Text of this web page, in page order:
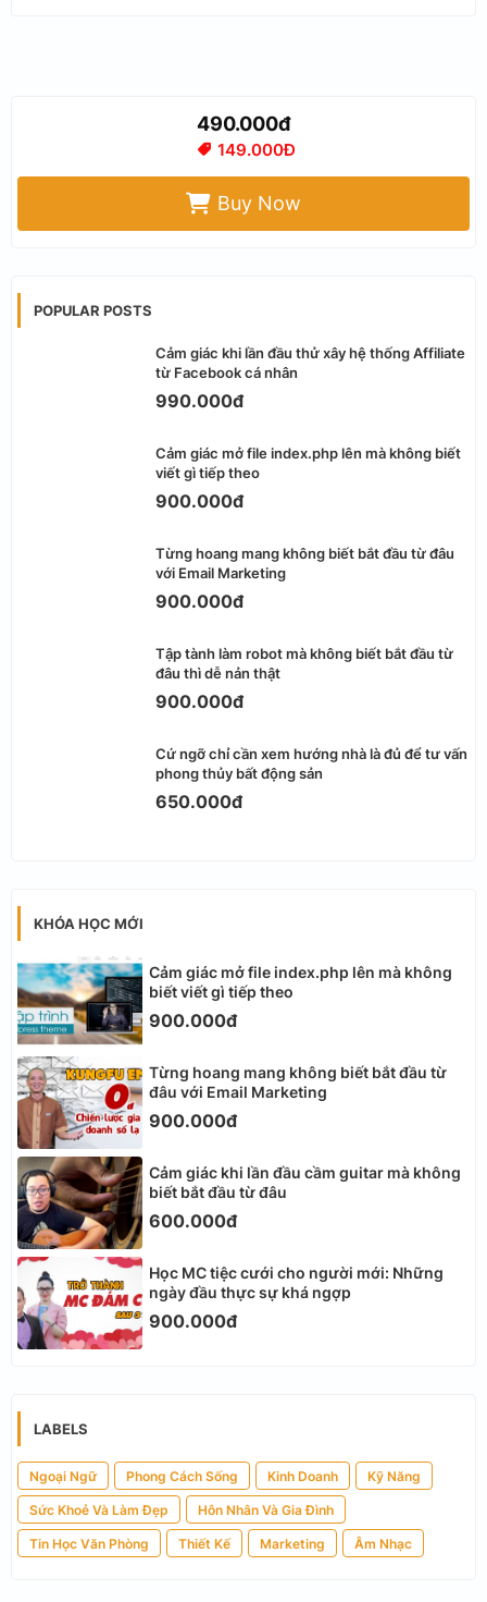
490.000đ
149.000Đ
Buy Now
POPULAR POSTS
Cảm giác khi lần đầu thử xây hệ thống Affiliate
từ Facebook cá nhân
990.000đ
Cảm giác mở file index.php lên mà không biết
viết gì tiếp theo
900.000đ
Từng hoang mang không biết bắt đầu từ đâu
với Email Marketing
900.000đ
Tập tành làm robot mà không biết bắt đầu từ
đâu thì dễ nản thật
900.000đ
Cứ ngỡ chỉ cần xem hướng nhà là đủ để tư vấn
phong thủy bất động sản
650.000đ
KHÓA HỌC MỚI
Cảm giác mở file index.php lên mà không
biết viết gì tiếp theo
900.000đ
Từng hoang mang không biết bắt đầu từ
đâu với Email Marketing
900.000đ
Cảm giác khi lần đầu cầm guitar mà không
biết bắt đầu từ đâu
600.000đ
Học MC tiệc cưới cho người mới: Những
ngày đầu thực sự khá ngợp
900.000đ
LABELS
Ngoại Ngữ Phong Cách Sống Kinh Doanh Kỹ Năng
Sức Khoẻ Và Làm Đẹp Hôn Nhân Và Gia Đình
Tin Học Văn Phòng Thiết Kế Marketing Âm Nhạc